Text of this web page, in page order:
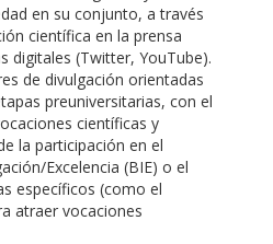
en su conjunto, a través
científica en la prensa
digitales (Twitter, YouTube).
de divulgación orientadas
preuniversitarias, con el
científicas y
la participación en el
Excelencia (BIE) o el
específicos (como el
atraer vocaciones